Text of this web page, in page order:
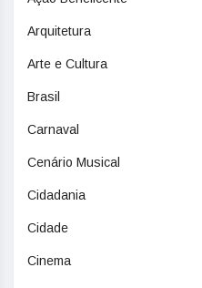
Arquitetura
Arte e Cultura
Brasil
Carnaval
Cenário Musical
Cidadania
Cidade
Cinema